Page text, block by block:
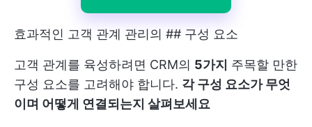
효과적인 고객 관계 관리의 ## 구성 요소
고객 관계를 육성하려면 CRM의 5가지 주목할 만한
구성 요소를 고려해야 합니다. 각 구성 요소가 무엇
이며 어떻게 연결되는지 살펴보세요